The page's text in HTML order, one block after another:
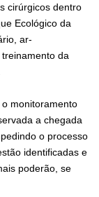
cirúrgicos dentro
Ecológico da
ar-
da
monitoramento
a chegada
o processo
identificadas e
poderão, se